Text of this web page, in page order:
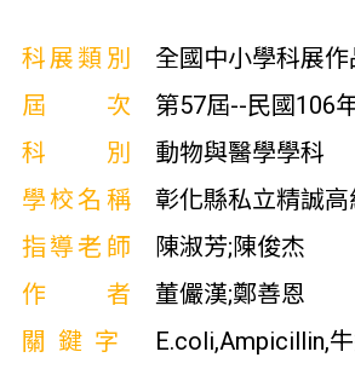
科展類別
全國中小學科展作
屆次
第57屆--民國106
科別
動物與醫學學科
學校名稱
彰化縣私立精誠高
指導老師
陳淑芳;陳俊杰
作者
董儼漢;鄭善恩
關鍵字
E.coli,Ampicillin,